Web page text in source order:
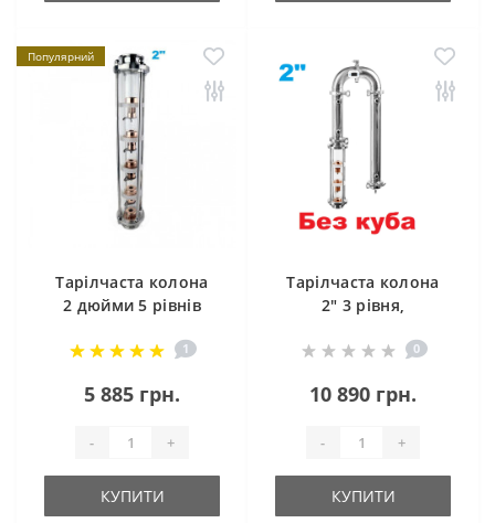
Популярний
Тарілчаста колона
2 дюйми 5 рівнів
1
5 885 грн.
- +
КУПИТИ
Тарілчаста колона
2" 3 рівня,
холодильник0
10 890 грн.
- +
КУПИТИ